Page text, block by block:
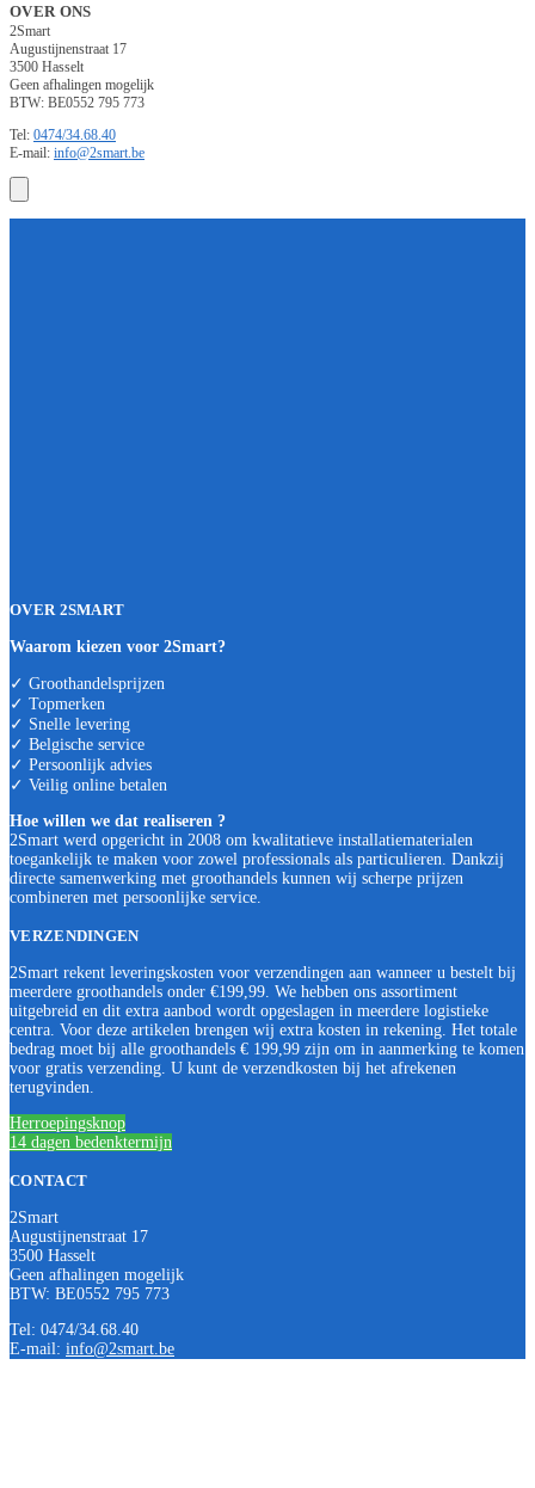
OVER ONS
2Smart
Augustijnenstraat 17
3500 Hasselt
Geen afhalingen mogelijk
BTW: BE0552 795 773
Tel: 0474/34.68.40
E-mail: info@2smart.be
OVER 2SMART
Waarom kiezen voor 2Smart?
✓ Groothandelsprijzen
✓ Topmerken
✓ Snelle levering
✓ Belgische service
✓ Persoonlijk advies
✓ Veilig online betalen
Hoe willen we dat realiseren ?
2Smart werd opgericht in 2008 om kwalitatieve installatiematerialen
toegankelijk te maken voor zowel professionals als particulieren. Dankzij
directe samenwerking met groothandels kunnen wij scherpe prijzen
combineren met persoonlijke service.
VERZENDINGEN
2Smart rekent leveringskosten voor verzendingen aan wanneer u bestelt bij
meerdere groothandels onder €199,99. We hebben ons assortiment
uitgebreid en dit extra aanbod wordt opgeslagen in meerdere logistieke
centra. Voor deze artikelen brengen wij extra kosten in rekening. Het totale
bedrag moet bij alle groothandels € 199,99 zijn om in aanmerking te komen
voor gratis verzending. U kunt de verzendkosten bij het afrekenen
terugvinden.
Herroepingsknop
14 dagen bedenktermijn
CONTACT
2Smart
Augustijnenstraat 17
3500 Hasselt
Geen afhalingen mogelijk
BTW: BE0552 795 773
Tel: 0474/34.68.40
E-mail: info@2smart.be